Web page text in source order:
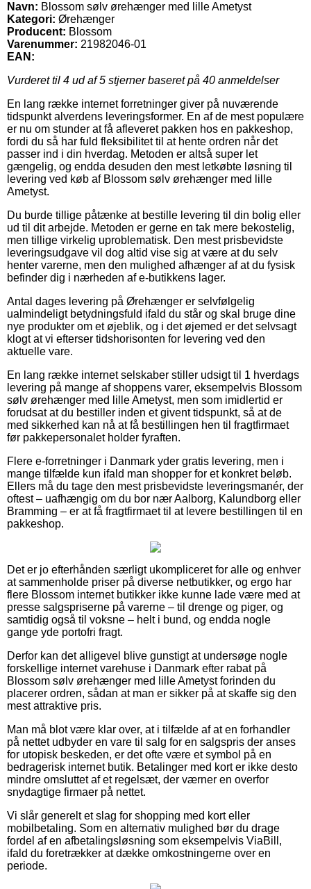
Navn: Blossom sølv ørehænger med lille Ametyst
Kategori: Ørehænger
Producent: Blossom
Varenummer: 21982046-01
EAN:
Vurderet til 4 ud af 5 stjerner baseret på 40 anmeldelser
En lang række internet forretninger giver på nuværende
tidspunkt alverdens leveringsformer. En af de mest populære
er nu om stunder at få afleveret pakken hos en pakkeshop,
fordi du så har fuld fleksibilitet til at hente ordren når det
passer ind i din hverdag. Metoden er altså super let
gængelig, og endda desuden den mest letkøbte løsning til
levering ved køb af Blossom sølv ørehænger med lille
Ametyst.
Du burde tillige påtænke at bestille levering til din bolig eller
ud til dit arbejde. Metoden er gerne en tak mere bekostelig,
men tillige virkelig uproblematisk. Den mest prisbevidste
leveringsudgave vil dog altid vise sig at være at du selv
henter varerne, men den mulighed afhænger af at du fysisk
befinder dig i nærheden af e-butikkens lager.
Antal dages levering på Ørehænger er selvfølgelig
ualmindeligt betydningsfuld ifald du står og skal bruge dine
nye produkter om et øjeblik, og i det øjemed er det selvsagt
klogt at vi efterser tidshorisonten for levering ved den
aktuelle vare.
En lang række internet selskaber stiller udsigt til 1 hverdags
levering på mange af shoppens varer, eksempelvis Blossom
sølv ørehænger med lille Ametyst, men som imidlertid er
forudsat at du bestiller inden et givent tidspunkt, så at de
med sikkerhed kan nå at få bestillingen hen til fragtfirmaet
før pakkepersonalet holder fyraften.
Flere e-forretninger i Danmark yder gratis levering, men i
mange tilfælde kun ifald man shopper for et konkret beløb.
Ellers må du tage den mest prisbevidste leveringsmanér, der
oftest – uafhængig om du bor nær Aalborg, Kalundborg eller
Bramming – er at få fragtfirmaet til at levere bestillingen til en
pakkeshop.
Det er jo efterhånden særligt ukompliceret for alle og enhver
at sammenholde priser på diverse netbutikker, og ergo har
flere Blossom internet butikker ikke kunne lade være med at
presse salgspriserne på varerne – til drenge og piger, og
samtidig også til voksne – helt i bund, og endda nogle
gange yde portofri fragt.
Derfor kan det alligevel blive gunstigt at undersøge nogle
forskellige internet varehuse i Danmark efter rabat på
Blossom sølv ørehænger med lille Ametyst forinden du
placerer ordren, sådan at man er sikker på at skaffe sig den
mest attraktive pris.
Man må blot være klar over, at i tilfælde af at en forhandler
på nettet udbyder en vare til salg for en salgspris der anses
for utopisk beskeden, er det ofte være et symbol på en
bedragerisk internet butik. Betalinger med kort er ikke desto
mindre omsluttet af et regelsæt, der værner en overfor
snydagtige firmaer på nettet.
Vi slår generelt et slag for shopping med kort eller
mobilbetaling. Som en alternativ mulighed bør du drage
fordel af en afbetalingsløsning som eksempelvis ViaBill,
ifald du foretrækker at dække omkostningerne over en
periode.